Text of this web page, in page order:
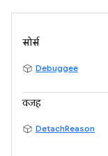
सोर्स
Debuggee
वजह
DetachReason